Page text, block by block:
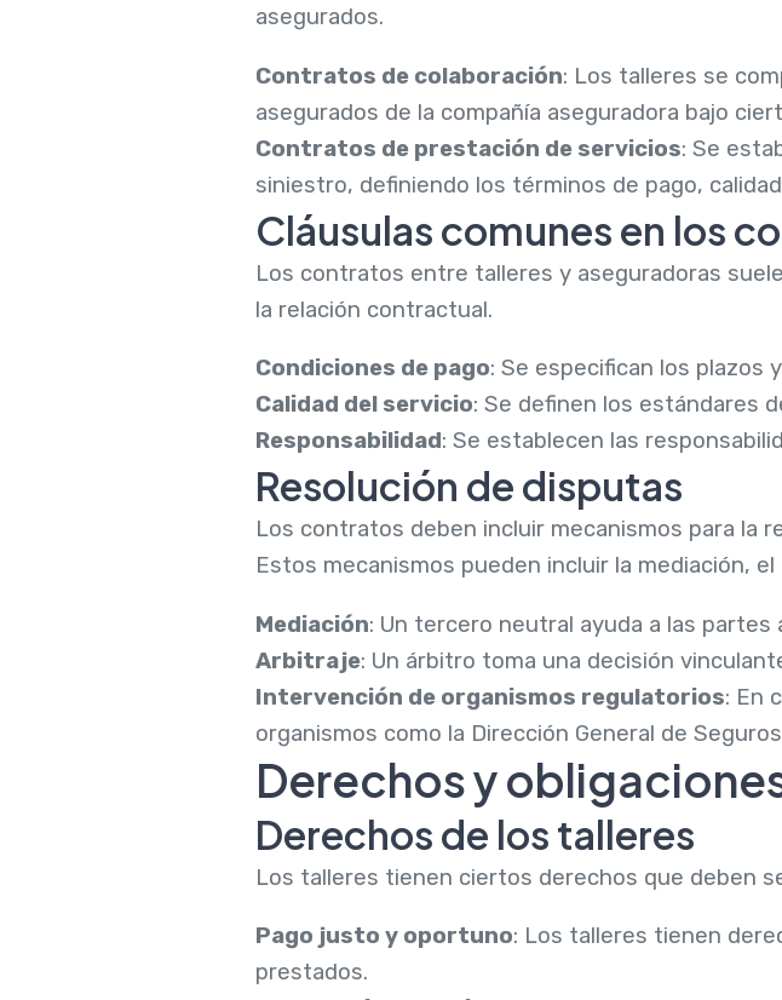
asegurados.
Contratos de colaboración: Los talleres se
asegurados de la compañía aseguradora bajo
Contratos de prestación de servicios: Se
siniestro, definiendo los términos de pago,
Cláusulas comunes en los
Los contratos entre talleres y aseguradoras
la relación contractual.
Condiciones de pago: Se especifican los plazos
Calidad del servicio: Se definen los estándares
Responsabilidad: Se establecen las
Resolución de disputas
Los contratos deben incluir mecanismos para la
Estos mecanismos pueden incluir la mediación,
Mediación: Un tercero neutral ayuda a las partes
Arbitraje: Un árbitro toma una decisión
Intervención de organismos regulatorios: En
organismos como la Dirección General de
Derechos y
Derechos de los talleres
Los talleres tienen ciertos derechos que deben
Pago justo y oportuno: Los talleres tienen
prestados.